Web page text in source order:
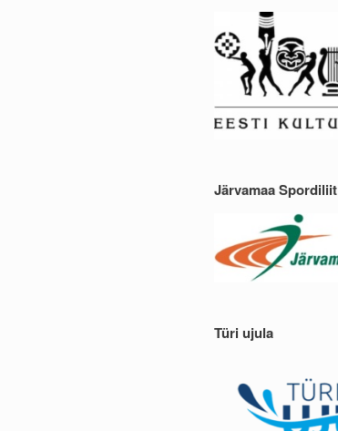
Järvamaa Spordiliit
Türi ujula